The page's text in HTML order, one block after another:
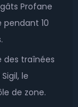
Profane
10
des traînées
le
de zone.